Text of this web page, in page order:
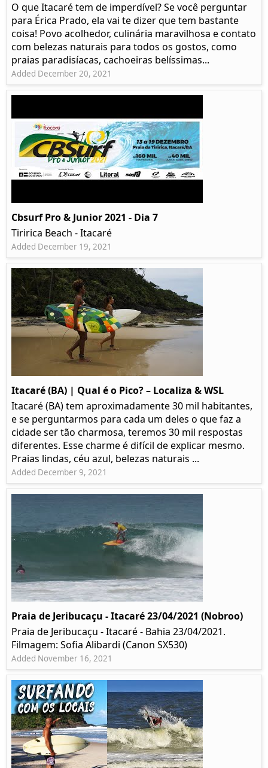
O que Itacaré tem de imperdível? Se você perguntar
para Érica Prado, ela vai te dizer que tem bastante
coisa!​ Povo acolhedor, culinária maravilhosa e contato
com belezas naturais para todos os gostos, como
praias paradisíacas, cachoeiras belíssimas...
Added December 20, 2021
Cbsurf Pro & Junior 2021 - Dia 7
Tiririca Beach - Itacaré
Added December 19, 2021
Itacaré (BA) | Qual é o Pico? – Localiza & WSL​​
Itacaré (BA) tem aproximadamente 30 mil habitantes,
e se perguntarmos para cada um deles o que faz a
cidade ser tão charmosa, teremos 30 mil respostas
diferentes. Esse charme é difícil de explicar mesmo.
Praias lindas, céu azul, belezas naturais ...
Added December 9, 2021
Praia de Jeribucaçu - Itacaré 23/04/2021 (Nobroo)
Praia de Jeribucaçu - Itacaré - Bahia 23/04/2021.
Filmagem: Sofia Alibardi (Canon SX530)
Added November 16, 2021